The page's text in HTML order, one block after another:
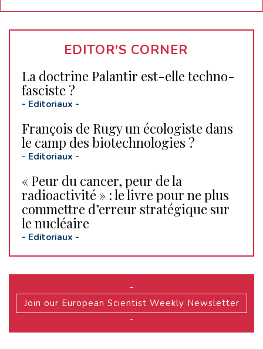
EDITOR'S CORNER
La doctrine Palantir est-elle techno-
fasciste ?
- Editoriaux -
François de Rugy un écologiste dans
le camp des biotechnologies ?
- Editoriaux -
« Peur du cancer, peur de la
radioactivité » : le livre pour ne plus
commettre d’erreur stratégique sur
le nucléaire
- Editoriaux -
-
Join our European Scientist Weekly Newsletter
-